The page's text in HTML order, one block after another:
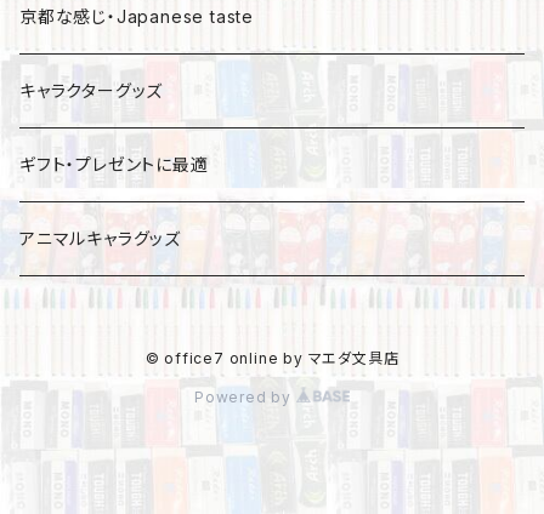
京都な感じ・Japanese taste
キャラクターグッズ
ギフト・プレゼントに最適
アニマルキャラグッズ
© office7 online by マエダ文具店
Powered by